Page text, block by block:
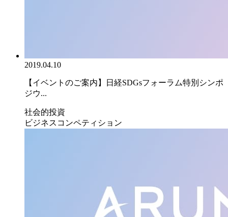
2019.04.10
【イベントのご案内】日経SDGsフォーラム特別シンポ
ジウ...
社会的投資
ビジネスコンペティション